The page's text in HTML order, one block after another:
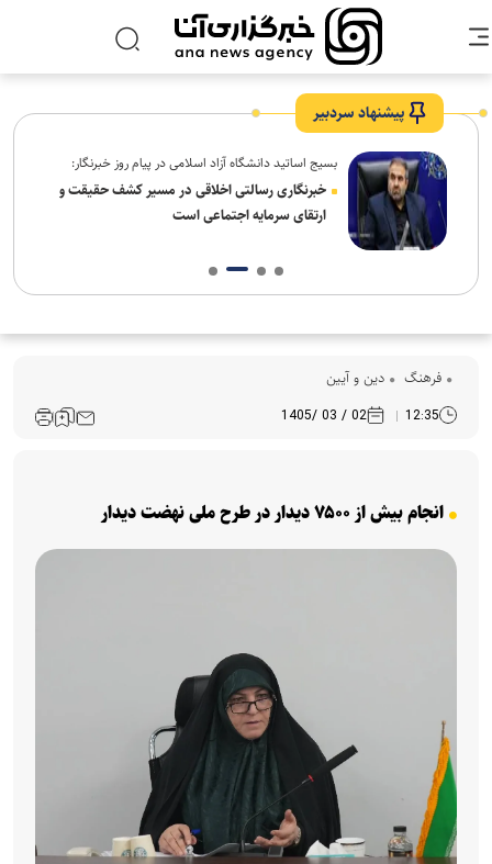
پیشنهاد سردبیر
بسیج اساتید دانشگاه آزاد اسلامی در پیام روز خبرنگار:
خبرنگاری رسالتی اخلاقی در مسیر کشف حقیقت و
ارتقای سرمایه اجتماعی است
فرهنگ‌ دین و آیین
12:35
02 / 03 /1405
انجام بیش از ۷۵۰۰ دیدار در طرح ملی نهضت دیدار